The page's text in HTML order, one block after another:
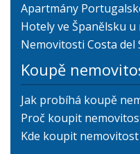
Apartmány
Hotely ve Španělsku u
Nemovitosti Costa del
Koupě
Jak probíhá koupě
Proč koupit
Kde koupit